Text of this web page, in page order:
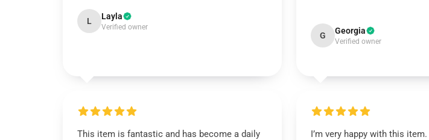
L Layla
Verified owner
G Georgia
Verified owner
This item is fantastic and has become a daily
I’m very happy with this item.